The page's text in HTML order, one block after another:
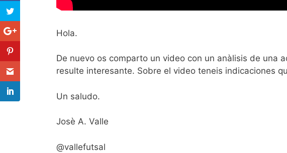
Hola.
De nuevo os comparto un video con un anàlisis de una
resulte interesante. Sobre el video teneis indicaciones
Un saludo.
Josè A. Valle
@vallefutsal